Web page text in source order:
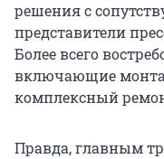
решения с
представители
Более всего
включающие
комплексный
Правда, главным